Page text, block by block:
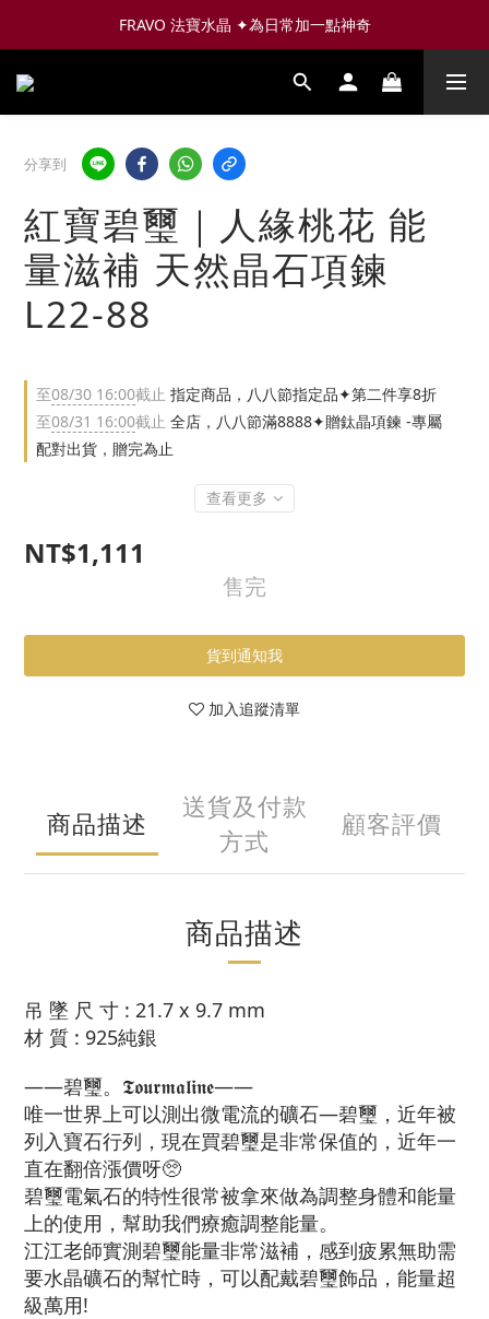
FRAVO 法寶水晶 ✦為日常加一點神奇
分享到
紅寶碧璽｜人緣桃花 能
量滋補 天然晶石項鍊
L22-88
至08/30 16:00截止 指定商品，八八節指定品✦第二件享8折
至08/31 16:00截止 全店，八八節滿8888✦贈鈦晶項鍊 -專屬
配對出貨，贈完為止
查看更多
NT$1,111
售完
貨到通知我
加入追蹤清單
商品描述
送貨及付款
方式
顧客評價
商品描述
吊 墜 尺 寸 : 21.7 x 9.7 mm
材 質 : 925純銀
——碧璽。𝕿𝖔𝖚𝖗𝖒𝖆𝖑𝖎𝖓𝖊——
唯一世界上可以測出微電流的礦石—碧璽，近年被
列入寶石行列，現在買碧璽是非常保值的，近年一
直在翻倍漲價呀🥺
碧璽電氣石的特性很常被拿來做為調整身體和能量
上的使用，幫助我們療癒調整能量。
江江老師實測碧璽能量非常滋補，感到疲累無助需
要水晶礦石的幫忙時，可以配戴碧璽飾品，能量超
級萬用!